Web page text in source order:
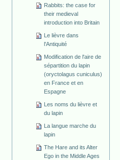
Rabbits: the case for
their medieval
introduction into Britain
Le lièvre dans
l'Antiquité
Modification de l'aire de
sépartition du lapin
(oryctolagus cuniculus)
en France et en
Espagne
Les noms du lièvre et
du lapin
La langue marche du
lapin
The Hare and its Alter
Ego in the Middle Ages